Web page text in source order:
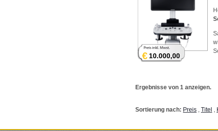
€10.000,00
Ergebnisse von 1 anzeigen.
Sortierung nach: Preis , Titel ,